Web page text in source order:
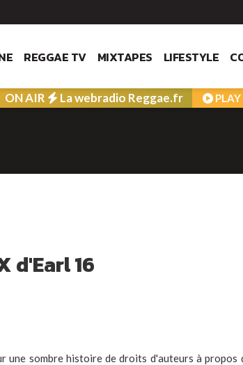
REGGAE TV MIXTAPES LIFESTYLE
ON AIR La webradio Reggae.fr PLAY
d'Earl 16
une sombre histoire de droits d'auteurs à propos